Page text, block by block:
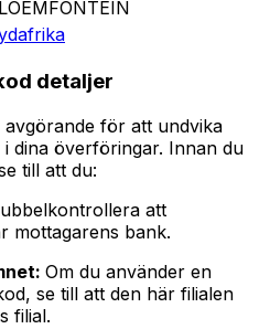
detaljer
för att undvika
dina överföringar. Innan du
till att du:
att
mottagarens bank.
Om du använder en
se till att den här filialen
filial.